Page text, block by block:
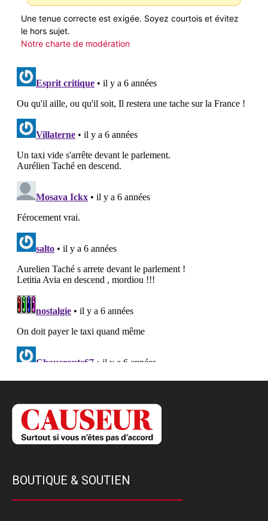
Une tenue correcte est exigée. Soyez courtois et évitez
le hors sujet.
Notre charte de modération
BOUTIQUE & SOUTIEN